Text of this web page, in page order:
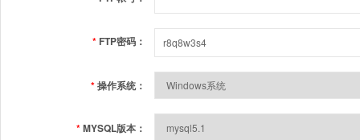
* FTP密码：
*操作系统：
*MYSQL版本：